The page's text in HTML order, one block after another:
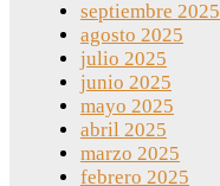
septiembre 2025
agosto 2025
julio 2025
junio 2025
mayo 2025
abril 2025
marzo 2025
febrero 2025